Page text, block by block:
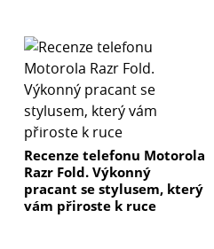
Recenze telefonu Motorola
Razr Fold. Výkonný
pracant se stylusem, který
vám přiroste k ruce